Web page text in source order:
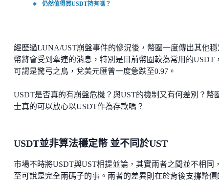
仍然值得買USDT持有嗎？
經歷過LUNA/UST崩盤事件的慘況後，幣圈一度傳出其他穩
幣將會受到牽連的消息，特別是目前幣圈較為常用的USDT
可謂是驚弓之鳥，兌美元匯曾一度急跌至0.97。
USDT是否真的有崩盤危機？與UST的機制又有何差別？幣
士真的可以放心以USDT作為存款嗎？
USDT並非算法穩定幣 並不同於UST
市場不時將USDT與UST相提並論，其實兩者之間並不相同
至可說是完全兩碼子的事。兩者的差異則在於背後支撐幣價